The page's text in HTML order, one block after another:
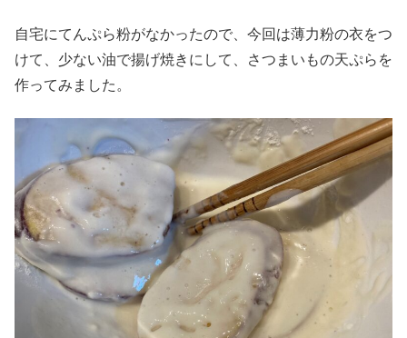
自宅にてんぷら粉がなかったので、今回は薄力粉の衣をつ
けて、少ない油で揚げ焼きにして、さつまいもの天ぷらを
作ってみました。